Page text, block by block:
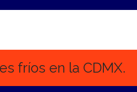
fríos en la CDMX.